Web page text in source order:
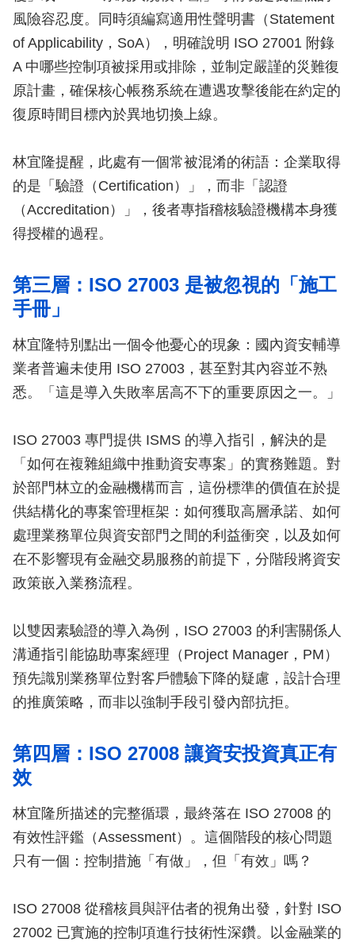
風險容忍度。同時須編寫適用性聲明書（Statement
of Applicability，SoA），明確說明 ISO 27001 附錄
A 中哪些控制項被採用或排除，並制定嚴謹的災難復
原計畫，確保核心帳務系統在遭遇攻擊後能在約定的
復原時間目標內於異地切換上線。
林宜隆提醒，此處有一個常被混淆的術語：企業取得
的是「驗證（Certification）」，而非「認證
（Accreditation）」，後者專指稽核驗證機構本身獲
得授權的過程。
第三層：ISO 27003 是被忽視的「施工
手冊」
林宜隆特別點出一個令他憂心的現象：國內資安輔導
業者普遍未使用 ISO 27003，甚至對其內容並不熟
悉。「這是導入失敗率居高不下的重要原因之一。」
ISO 27003 專門提供 ISMS 的導入指引，解決的是
「如何在複雜組織中推動資安專案」的實務難題。對
於部門林立的金融機構而言，這份標準的價值在於提
供結構化的專案管理框架：如何獲取高層承諾、如何
處理業務單位與資安部門之間的利益衝突，以及如何
在不影響現有金融交易服務的前提下，分階段將資安
政策嵌入業務流程。
以雙因素驗證的導入為例，ISO 27003 的利害關係人
溝通指引能協助專案經理（Project Manager，PM）
預先識別業務單位對客戶體驗下降的疑慮，設計合理
的推廣策略，而非以強制手段引發內部抗拒。
第四層：ISO 27008 讓資安投資真正有
效
林宜隆所描述的完整循環，最終落在 ISO 27008 的
有效性評鑑（Assessment）。這個階段的核心問題
只有一個：控制措施「有做」，但「有效」嗎？
ISO 27008 從稽核員與評估者的視角出發，針對 ISO
27002 已實施的控制項進行技術性深鑽。以金融業的